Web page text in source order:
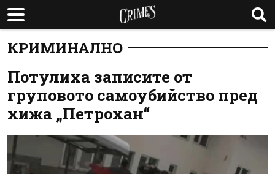
КРИМИНАЛНО
Потулиха записите от
груповото самоубийство пред
хижа „Петрохан“